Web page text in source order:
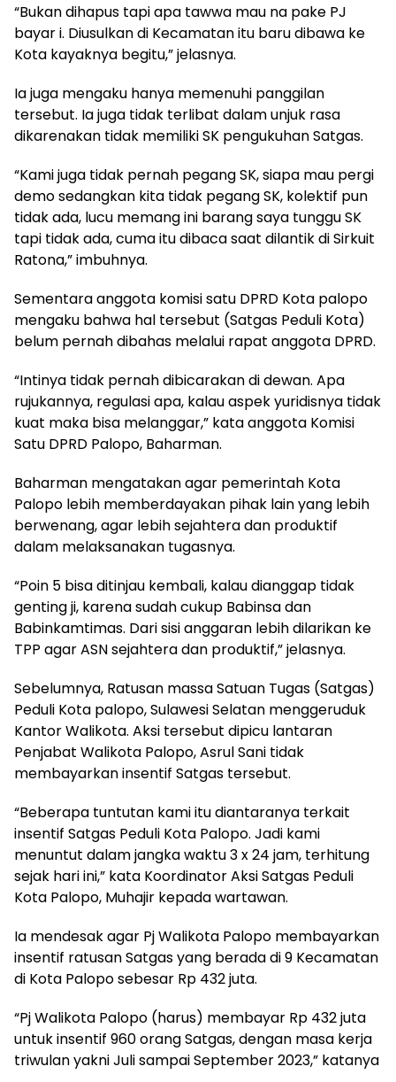
“Bukan dihapus tapi apa tawwa mau na pake PJ
bayar i. Diusulkan di Kecamatan itu baru dibawa ke
Kota kayaknya begitu,” jelasnya.
Ia juga mengaku hanya memenuhi panggilan
tersebut. Ia juga tidak terlibat dalam unjuk rasa
dikarenakan tidak memiliki SK pengukuhan Satgas.
“Kami juga tidak pernah pegang SK, siapa mau pergi
demo sedangkan kita tidak pegang SK, kolektif pun
tidak ada, lucu memang ini barang saya tunggu SK
tapi tidak ada, cuma itu dibaca saat dilantik di Sirkuit
Ratona,” imbuhnya.
Sementara anggota komisi satu DPRD Kota palopo
mengaku bahwa hal tersebut (Satgas Peduli Kota)
belum pernah dibahas melalui rapat anggota DPRD.
“Intinya tidak pernah dibicarakan di dewan. Apa
rujukannya, regulasi apa, kalau aspek yuridisnya tidak
kuat maka bisa melanggar,” kata anggota Komisi
Satu DPRD Palopo, Baharman.
Baharman mengatakan agar pemerintah Kota
Palopo lebih memberdayakan pihak lain yang lebih
berwenang, agar lebih sejahtera dan produktif
dalam melaksanakan tugasnya.
“Poin 5 bisa ditinjau kembali, kalau dianggap tidak
genting ji, karena sudah cukup Babinsa dan
Babinkamtimas. Dari sisi anggaran lebih dilarikan ke
TPP agar ASN sejahtera dan produktif,” jelasnya.
Sebelumnya, Ratusan massa Satuan Tugas (Satgas)
Peduli Kota palopo, Sulawesi Selatan menggeruduk
Kantor Walikota. Aksi tersebut dipicu lantaran
Penjabat Walikota Palopo, Asrul Sani tidak
membayarkan insentif Satgas tersebut.
“Beberapa tuntutan kami itu diantaranya terkait
insentif Satgas Peduli Kota Palopo. Jadi kami
menuntut dalam jangka waktu 3 x 24 jam, terhitung
sejak hari ini,” kata Koordinator Aksi Satgas Peduli
Kota Palopo, Muhajir kepada wartawan.
Ia mendesak agar Pj Walikota Palopo membayarkan
insentif ratusan Satgas yang berada di 9 Kecamatan
di Kota Palopo sebesar Rp 432 juta.
“Pj Walikota Palopo (harus) membayar Rp 432 juta
untuk insentif 960 orang Satgas, dengan masa kerja
triwulan yakni Juli sampai September 2023,” katanya